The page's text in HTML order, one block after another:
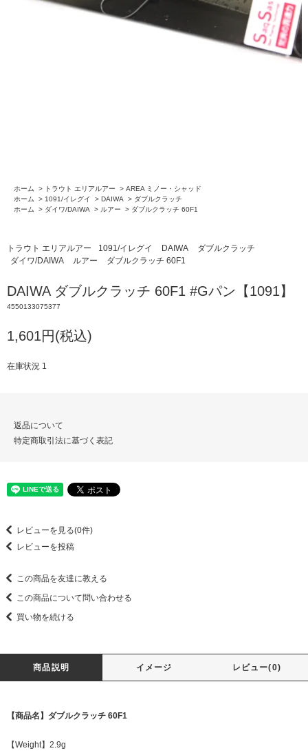
ホーム > トラウト エリアルアー > AREA ミノー・シャッド
ホーム
> 1091/イレグイ > DAIWA > ダブルクラッチ
ホーム
> ダイワ/DAIWA > ルアー > ダブルクラッチ 60F1
トラウト エリアルアー 1091/イレグイ DAIWA
ダブルクラッチ
ダイワ/DAIWA
ルアー ダブルクラッチ 60F1
DAIWA ダブルクラッチ 60F1 #Gパン【1091】
4550133075377
1,601円(税込)
在庫状況 1
返品について
特定商取引法に基づく表記
レビューを見る(0件)
レビューを投稿
この商品を友達に教える
この商品について問い合わせる
買い物を続ける
商品説明 イメージ レビュー(0)
【商品名】ダブルクラッチ 60F1
【Weight】2.9g